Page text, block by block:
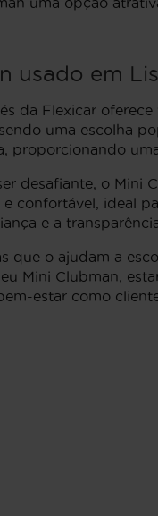
usado em
da Flexicar
uma escolha
proporcionando
desafiante, o Mini
confortável, ideal
e a
que o ajudam a
Mini Clubman,
estar como